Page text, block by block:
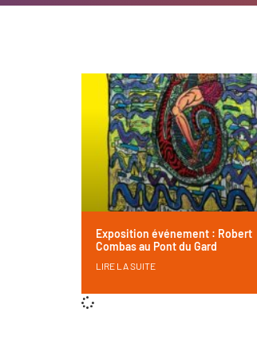
Exposition événement : Robert
Combas au Pont du Gard
LIRE LA SUITE